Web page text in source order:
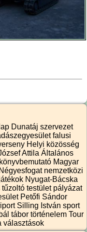
Dunatáj szervezet
falusi
Helyi közösség
Attila Általános
könyvbemutató Magyar
Négyesfogat nemzetközi
Nyugat-Bácska
tűzoltó testület pályázat
Petőfi Sándor
Silling István sport
tábor történelem Tour
választások